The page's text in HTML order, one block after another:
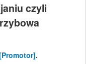
czyli
[Promotor].